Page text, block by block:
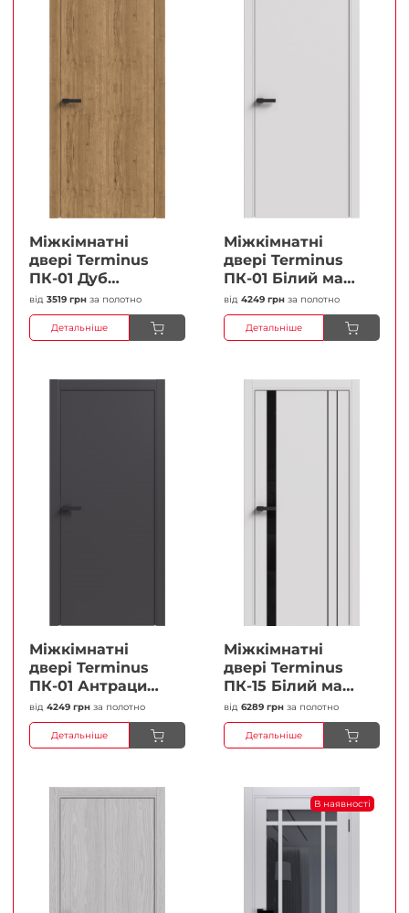
Міжкімнатні
двері Terminus
ПК-01 Дуб
античний Глухі
Плівка
від 3519 грн за полотно
Детальніше
Міжкімнатні
двері Terminus
ПК-01 Білий мат
(Термінус) Глухі
Плівка
від 4249 грн за полотно
Детальніше
Міжкімнатні
двері Terminus
ПК-01 Антрацит
(п/п) Глухі
Плівка
від 4249 грн за полотно
Детальніше
Міжкімнатні
двері Terminus
ПК-15 Білий мат
(Термінус) Чорне
скло Плівка
від 6289 грн за полотно
Детальніше
В наявності